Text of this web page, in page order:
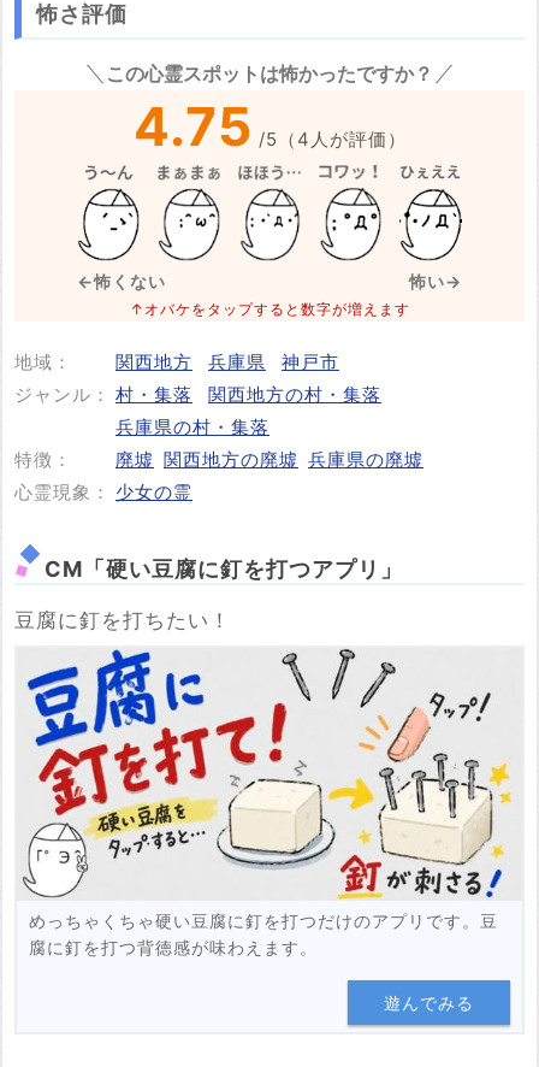
※心霊体験談や怖い話はコメント欄での投稿をお願いします。
※事件・事故が起きた日付
投稿する
怖さ評価
この心霊スポットは怖かったですか？
4.75 /5 （ 4 人が評価）
←怖くない 怖い→
↑オバケをタップすると数字が増えます
地域： 関西地方 兵庫県
神戸市
ジャンル： 村・集落
関西地方の村・集落
兵庫県の村・集落
特徴：
廃墟 関西地方の廃墟 兵庫県の廃墟
心霊現象：
少女の霊
CM「硬い豆腐に釘を打つアプリ」
豆腐に釘を打ちたい！
めっちゃくちゃ硬い豆腐に釘を打つだけのアプリです。豆
腐に釘を打つ背徳感が味わえます。
遊んでみる